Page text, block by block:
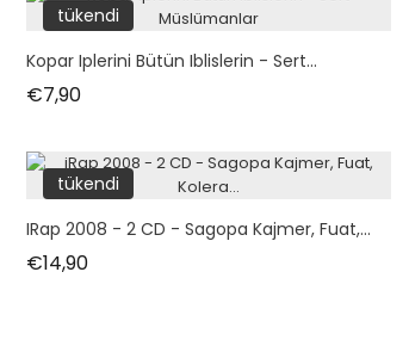
tükendi
Kopar Iplerini Bütün Iblislerin - Sert...
€7,90Fiyat
tükendi
IRap 2008 - 2 CD - Sagopa Kajmer, Fuat,...
€14,90Fiyat